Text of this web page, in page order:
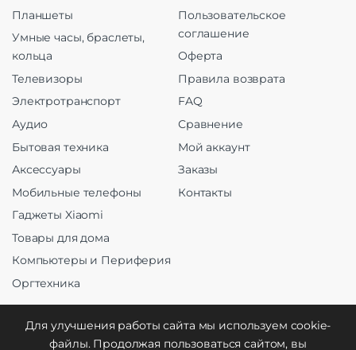
Планшеты
Умные часы, браслеты,
кольца
Телевизоры
Электротранспорт
Аудио
Бытовая техника
Аксессуары
Мобильные телефоны
Гаджеты Xiaomi
Товары для дома
Компьютеры и Периферия
Оргтехника
Пользовательское
соглашение
Оферта
Правила возврата
FAQ
Сравнение
Мой аккаунт
Заказы
Контакты
Для улучшения работы сайта мы используем cookie-
файлы. Продолжая пользоваться сайтом, вы